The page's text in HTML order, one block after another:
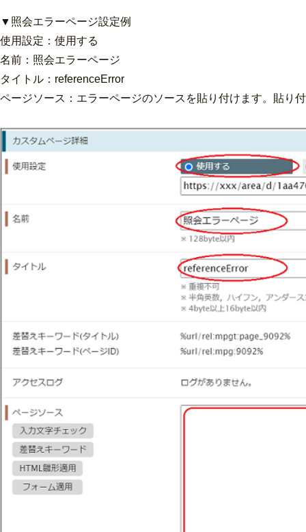
▼照会エラーページ設定例
使用設定：使用する
名前：照会エラーページ
タイトル：referenceError
ページソース：エラーページのソースを貼り付けます。貼り